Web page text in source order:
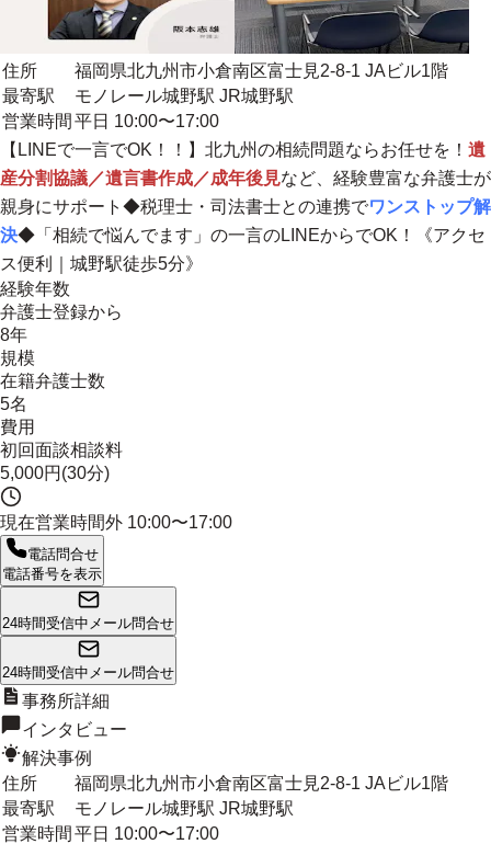
住所
福岡県北九州市小倉南区富士見2-8-1 JAビル1階
最寄駅
モノレール城野駅 JR城野駅
営業時間 平日 10:00〜17:00
【LINEで一言でOK！！】北九州の相続問題ならお任せを！ 遺
産分割協議／遺言書作成／成年後見など、経験豊富な弁護士が
親身にサポート◆税理士・司法書士との連携でワンストップ解
決◆ 「相続で悩んでます」の一言のLINEからでOK！
《アクセ
ス便利｜城野駅徒歩5分》
経験年数
弁護士登録から
8年
規模
在籍弁護士数
5名
費用
初回面談相談料
5,000円(30分)
現在営業時間外 10:00〜17:00
電話問合せ
電話番号を表示
24時間受信中 メール問合せ
24時間受信中 メール問合せ
事務所詳細
インタビュー
解決事例
住所
福岡県北九州市小倉南区富士見2-8-1 JAビル1階
最寄駅
モノレール城野駅 JR城野駅
営業時間 平日 10:00〜17:00